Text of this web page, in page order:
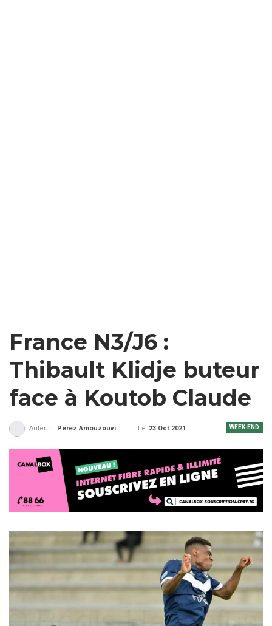
France N3/J6 :
Thibault Klidje buteur
face à Koutob Claude
WEEK-END
Auteur : Perez Amouzouvi Le 23 Oct 2021